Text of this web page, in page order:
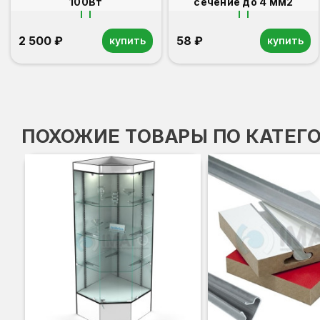
2 500 ₽ купить 58 ₽ купить
ПОХОЖИЕ ТОВАРЫ ПО